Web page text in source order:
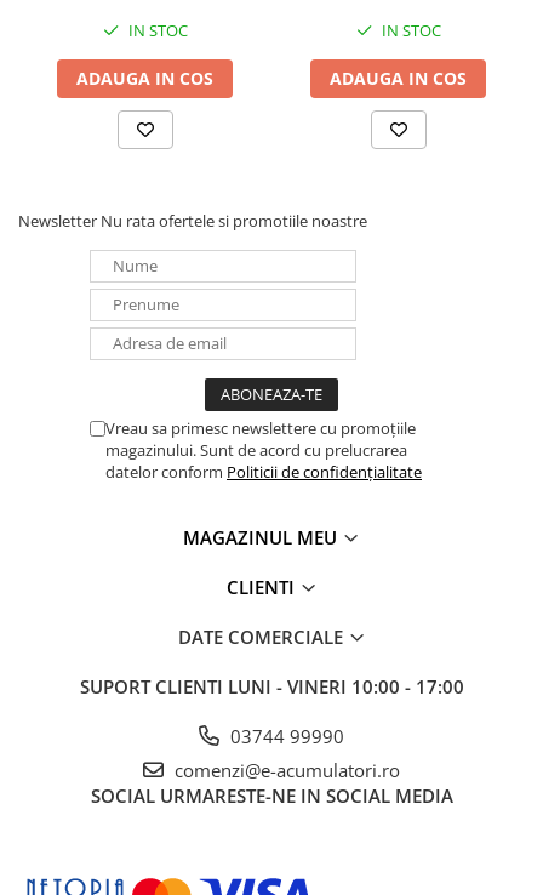
IN STOC
ADAUGA IN COS
IN STOC
ADAUGA IN COS
Newsletter Nu rata ofertele si promotiile noastre
Vreau sa primesc newslettere cu promoțiile
magazinului. Sunt de acord cu prelucrarea
datelor conform Politicii de confidențialitate
MAGAZINUL MEU
CLIENTI
DATE COMERCIALE
SUPORT CLIENTI LUNI - VINERI 10:00 - 17:00
03744 99990
comenzi@e-acumulatori.ro
SOCIAL URMARESTE-NE IN SOCIAL MEDIA